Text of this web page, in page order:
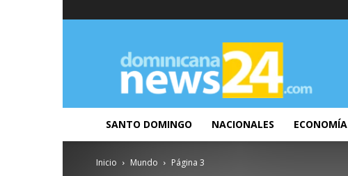
DominicanaNews24
SANTO DOMINGO NACIONALES ECONOMÍA
Inicio Mundo Página 3